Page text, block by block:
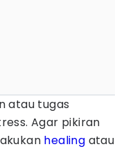
atau tugas
Agar pikiran
healing atau